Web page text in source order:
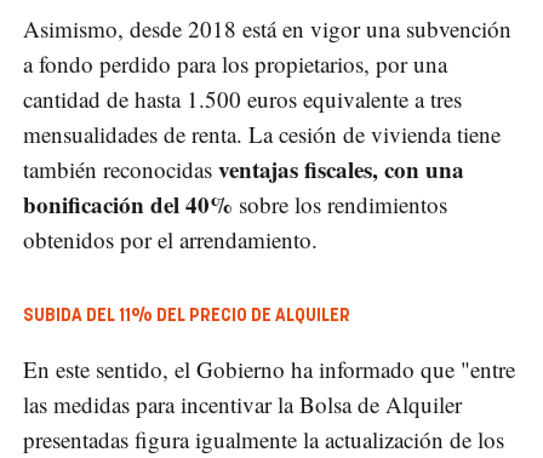
Asimismo, desde 2018 está en vigor una subvención
a fondo perdido para los propietarios, por una
cantidad de hasta 1.500 euros equivalente a tres
mensualidades de renta. La cesión de vivienda tiene
también reconocidas ventajas fiscales, con una
bonificación del 40% sobre los rendimientos
obtenidos por el arrendamiento.
SUBIDA DEL 11% DEL PRECIO DE ALQUILER
En este sentido, el Gobierno ha informado que "entre
las medidas para incentivar la Bolsa de Alquiler
presentadas figura igualmente la actualización de los